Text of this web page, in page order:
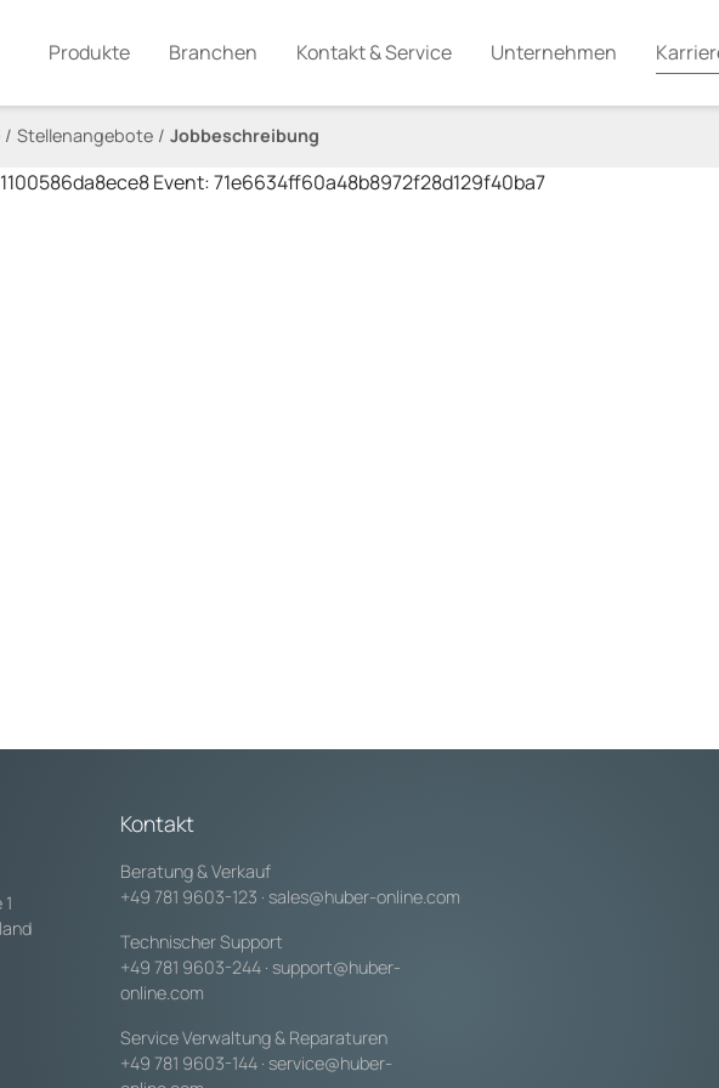
Produkte Branchen Kontakt & Service Unternehmen
Stellenangebote Jobbeschreibung
Event: 71e6634ff60a48b8972f28d129f40ba7
Kontakt
Beratung & Verkauf
+49 781 9603-123 · sales@huber-online.com
Technischer Support
+49 781 9603-244 · support@huber-
online.com
Service Verwaltung & Reparaturen
+49 781 9603-144 · service@huber-